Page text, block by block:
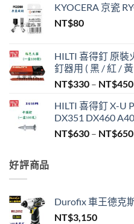
KYOCERA 京瓷
NT$80
HILTI 喜得釘 原
釘器用 ( 黑 / 紅 /
NT$330 – NT$450
HILTI 喜得釘 X-U
DX351 DX460
NT$630 – NT$650
好評商品
Durofix 車王德克
NT$3,150